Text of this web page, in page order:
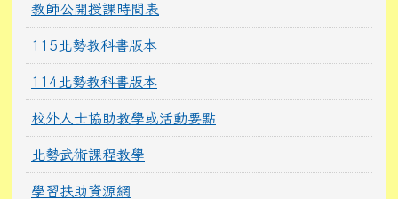
教師公開授課時間表
115北勢教科書版本
114北勢教科書版本
校外人士協助教學或活動要點
北勢武術課程教學
學習扶助資源網